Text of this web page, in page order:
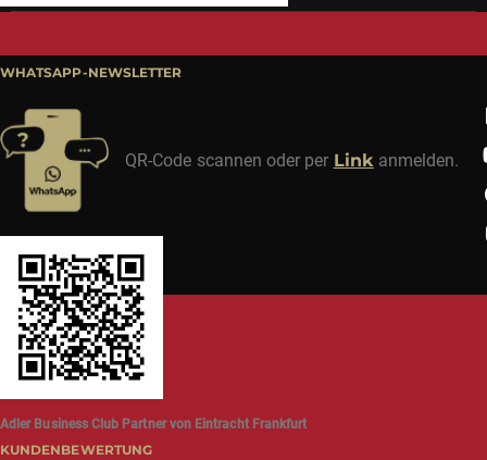
WHATSAPP-NEWSLETTER
QR-Code scannen oder per Linkanmelden.
Adler Business Club Partner von Eintracht Frankfurt
KUNDENBEWERTUNG